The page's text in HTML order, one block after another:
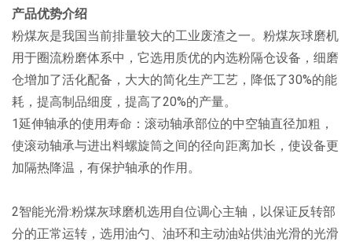
产品优势介绍
粉煤灰是我国当前排量较大的工业废渣之一。粉煤灰球磨机
用于圈流粉磨体系中，它选用质优的内选粉隔仓设备，细磨
仓增加了活化配备，大大的简化生产工艺，降低了30%的能
耗，提高制品细度，提高了20%的产量。
1延伸轴承的使用寿命：滚动轴承部位的中空轴直径加粗，
使滚动轴承与进出料螺旋筒之间的径向距离加长，使设备更
加隔热降温，有保护轴承的作用。
2智能光滑:粉煤灰球磨机选用自位调心主轴，以保证反转部
分的正常运转，选用油勺、油环和主动油站供油光滑的光滑